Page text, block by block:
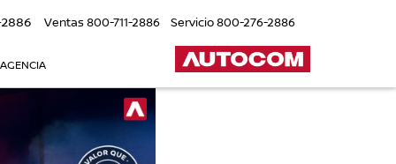
Ventas800-711-2886 Servicio800-276-2886